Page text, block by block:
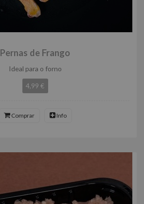
Pernas de Frango
Ideal para o forno
4,99 €
Comprar Info